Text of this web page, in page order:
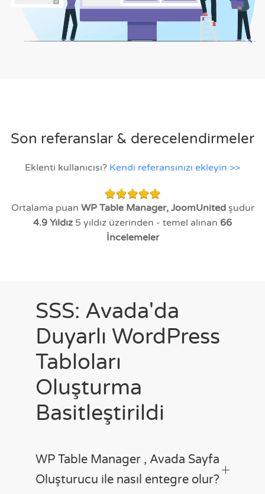
Son referanslar & derecelendirmeler
Eklenti kullanıcısı? Kendi referansınızı ekleyin >>
Ortalama puan WP Table Manager, JoomUnited şudur
4.9 Yıldız 5 yıldız üzerinden - temel alınan 66
İncelemeler
SSS: Avada'da
Duyarlı WordPress
Tabloları
Oluşturma
Basitleştirildi
WP Table Manager , Avada Sayfa
Oluşturucu ile nasıl entegre olur?